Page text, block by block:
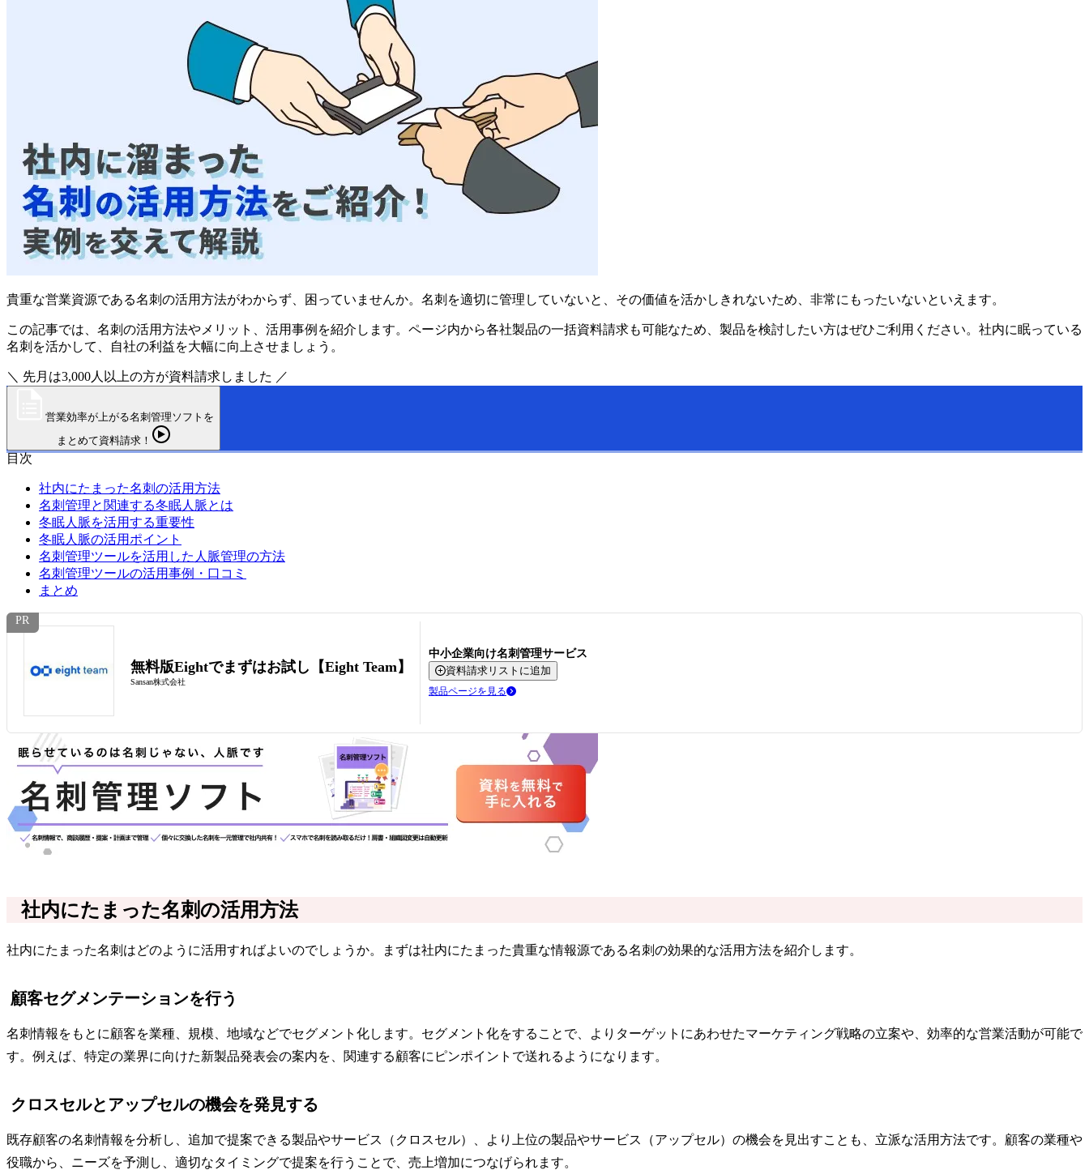
貴重な営業資源である名刺の活用方法がわからず、困っていませんか。名刺を適切に管理していないと、その価値を活かしきれないため、非常にもったいないといえます。
この記事では、名刺の活用方法やメリット、活用事例を紹介します。ページ内から各社製品の一括資料請求も可能なため、製品を検討したい方はぜひご利用ください。社内に眠っている
名刺を活かして、自社の利益を大幅に向上させましょう。
＼ 先月は3,000人以上の方が資料請求しました ／
営業効率が上がる名刺管理ソフトを
まとめて資料請求！
目次
社内にたまった名刺の活用方法
名刺管理と関連する冬眠人脈とは
冬眠人脈を活用する重要性
冬眠人脈の活用ポイント
名刺管理ツールを活用した人脈管理の方法
名刺管理ツールの活用事例・口コミ
まとめ
無料版Eightでまずはお試し【Eight Team】
Sansan株式会社
中小企業向け名刺管理サービス
資料請求リストに追加
製品ページを見る
社内にたまった名刺の活用方法
社内にたまった名刺はどのように活用すればよいのでしょうか。まずは社内にたまった貴重な情報源である名刺の効果的な活用方法を紹介します。
顧客セグメンテーションを行う
名刺情報をもとに顧客を業種、規模、地域などでセグメント化します。セグメント化をすることで、よりターゲットにあわせたマーケティング戦略の立案や、効率的な営業活動が可能で
す。例えば、特定の業界に向けた新製品発表会の案内を、関連する顧客にピンポイントで送れるようになります。
クロスセルとアップセルの機会を発見する
既存顧客の名刺情報を分析し、追加で提案できる製品やサービス（クロスセル）、より上位の製品やサービス（アップセル）の機会を見出すことも、立派な活用方法です。顧客の業種や
役職から、ニーズを予測し、適切なタイミングで提案を行うことで、売上増加につなげられます。